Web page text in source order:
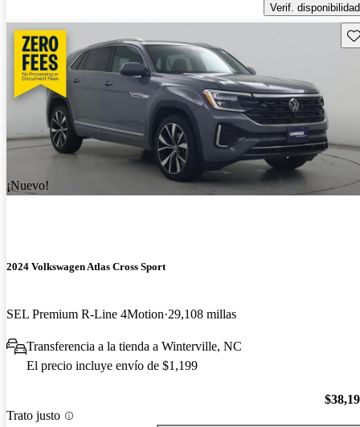
Verif. disponibilidad
¡Nuevo!
2024 Volkswagen Atlas Cross Sport
SEL Premium R-Line 4Motion 29,108 millas
Transferencia a la tienda a Winterville, NC
El precio incluye envío de $1,199
Trato justo